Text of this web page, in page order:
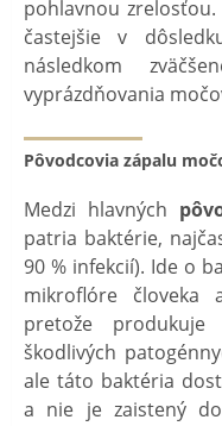
pohlavnou
častejšie v
následkom
vyprázdňovania
Pôvodcovia zápalu
Medzi hlavných
patria baktérie,
90 % infekcií). Ide o
mikroflóre človeka
pretože produkuje
škodlivých
ale táto baktéria
a nie je zaistený